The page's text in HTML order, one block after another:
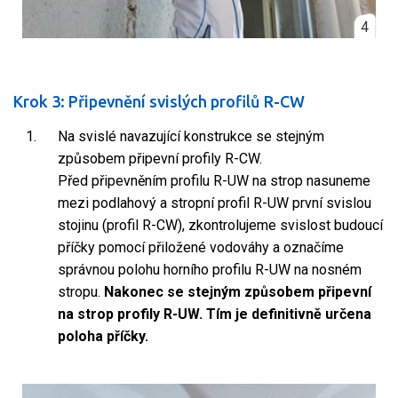
4
Krok 3: Připevnění svislých profilů R-CW
Na svislé navazující konstrukce se stejným
způsobem připevní profily R-CW.
Před připevněním profilu R-UW na strop nasuneme
mezi podlahový a stropní profil R-UW první svislou
stojinu (profil R-CW), zkontrolujeme svislost budoucí
příčky pomocí přiložené vodováhy a označíme
správnou polohu horního profilu R-UW na nosném
stropu. Nakonec se stejným způsobem připevní
na strop profily R-UW. Tím je definitivně určena
poloha příčky.